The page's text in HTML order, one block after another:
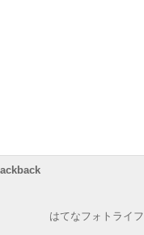
はてなフォトライフ